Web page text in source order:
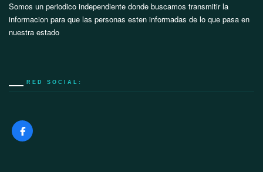
Somos un periodico independiente donde buscamos transmitir la
informacion para que las personas esten informadas de lo que pasa en
nuestra estado
RED SOCIAL: